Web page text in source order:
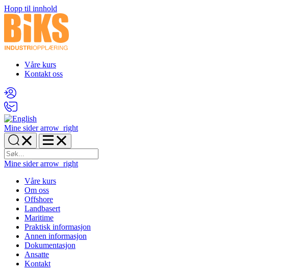
Hopp til innhold
Våre kurs
Kontakt oss
Mine sider arrow_right
Mine sider arrow_right
Våre kurs
Om oss
Offshore
Landbasert
Maritime
Praktisk informasjon
Annen informasjon
Dokumentasjon
Ansatte
Kontakt